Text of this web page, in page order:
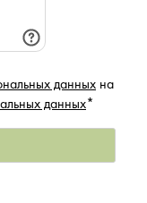
данных на
данных*